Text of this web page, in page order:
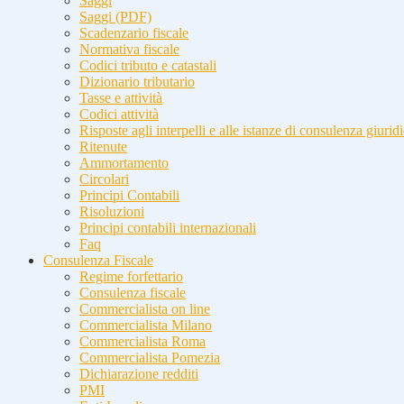
Saggi (PDF)
Scadenzario fiscale
Normativa fiscale
Codici tributo e catastali
Dizionario tributario
Tasse e attività
Codici attività
Risposte agli interpelli e alle istanze di consulenza
Ritenute
Ammortamento
Circolari
Principi Contabili
Risoluzioni
Principi contabili internazionali
Faq
Consulenza Fiscale
Regime forfettario
Consulenza fiscale
Commercialista on line
Commercialista Milano
Commercialista Roma
Commercialista Pomezia
Dichiarazione redditi
PMI